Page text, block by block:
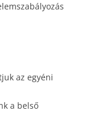
az egyéni
a belső